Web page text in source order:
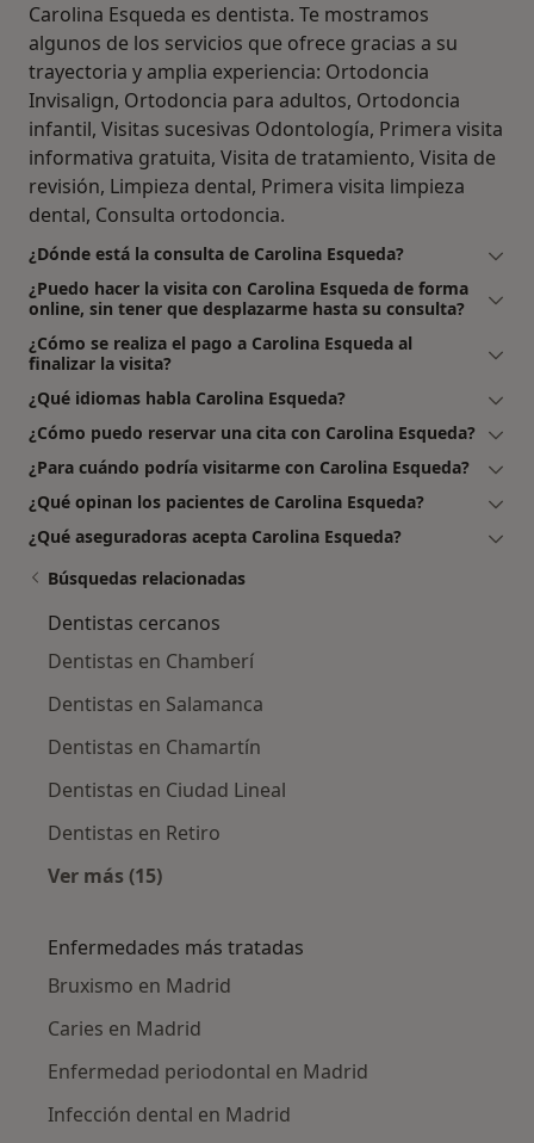
Carolina Esqueda es dentista. Te mostramos
algunos de los servicios que ofrece gracias a su
trayectoria y amplia experiencia: Ortodoncia
Invisalign, Ortodoncia para adultos, Ortodoncia
infantil, Visitas sucesivas Odontología, Primera visita
informativa gratuita, Visita de tratamiento, Visita de
revisión, Limpieza dental, Primera visita limpieza
dental, Consulta ortodoncia.
¿Dónde está la consulta de Carolina Esqueda?
¿Puedo hacer la visita con Carolina Esqueda de forma
online, sin tener que desplazarme hasta su consulta?
¿Cómo se realiza el pago a Carolina Esqueda al
finalizar la visita?
¿Qué idiomas habla Carolina Esqueda?
¿Cómo puedo reservar una cita con Carolina Esqueda?
¿Para cuándo podría visitarme con Carolina Esqueda?
¿Qué opinan los pacientes de Carolina Esqueda?
¿Qué aseguradoras acepta Carolina Esqueda?
Búsquedas relacionadas
Dentistas cercanos
Dentistas en Chamberí
Dentistas en Salamanca
Dentistas en Chamartín
Dentistas en Ciudad Lineal
Dentistas en Retiro
Ver más (15)
Enfermedades más tratadas
Bruxismo en Madrid
Caries en Madrid
Enfermedad periodontal en Madrid
Infección dental en Madrid